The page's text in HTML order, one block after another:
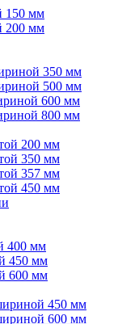
150 мм
200 мм
350 мм
500 мм
600 мм
800 мм
200 мм
350 мм
357 мм
450 мм
400 мм
450 мм
600 мм
450 мм
600 мм